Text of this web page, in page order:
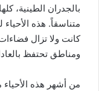
بالجدران الطينية،
متناسقاً. هذه
كانت ولا تزال فضاءات
ومناطق تحتفظ
من أشهر هذه